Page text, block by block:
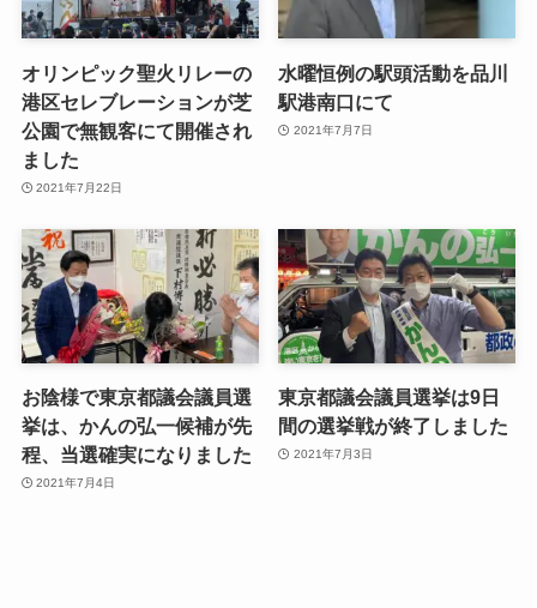
オリンピック聖火リレーの
港区セレブレーションが芝
公園で無観客にて開催され
ました
2021年7月22日
水曜恒例の駅頭活動を品川
駅港南口にて
2021年7月7日
お陰様で東京都議会議員選
挙は、かんの弘一候補が先
程、当選確実になりました
2021年7月4日
東京都議会議員選挙は9日
間の選挙戦が終了しました
2021年7月3日